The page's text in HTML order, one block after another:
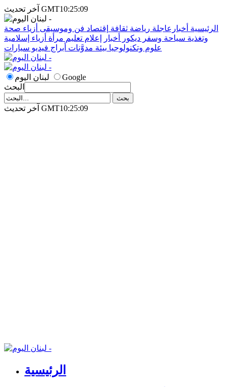
آخر تحديث GMT10:25:09
الرئيسية أخبارعاجلة رياضة ثقافة إقتصاد فن وموسيقى أزياء صحة
وتغذية سياحة وسفر ديكور أخبار إعلام تعليم مرأة أزياء إسلامية
علوم وتكنولوجيا بيئة مدوَّنات أبراج فيديو سيارات
لبنان اليوم
Google
البحث
آخر تحديث GMT10:25:09
الرئيسية